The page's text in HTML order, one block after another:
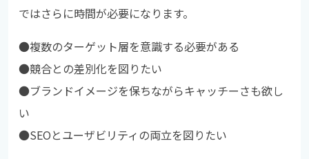
ではさらに時間が必要になります。
●複数のターゲット層を意識する必要がある
●競合との差別化を図りたい
●ブランドイメージを保ちながらキャッチーさも欲し
い
●SEOとユーザビリティの両立を図りたい